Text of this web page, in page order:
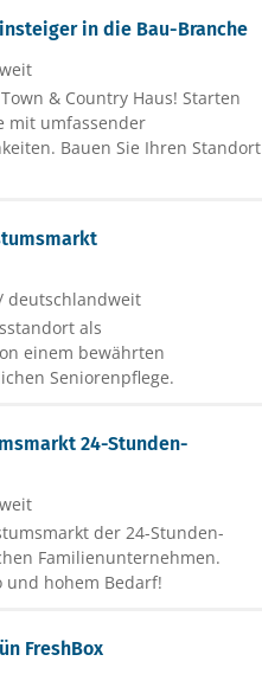
in die Bau-Branche
& Country Haus! Starten
mit umfassender
Bauen Sie Ihren Standort
deutschlandweit
als
einem bewährten
Seniorenpflege.
24-Stunden-
der 24-Stunden-
Familienunternehmen.
und hohem Bedarf!
FreshBox